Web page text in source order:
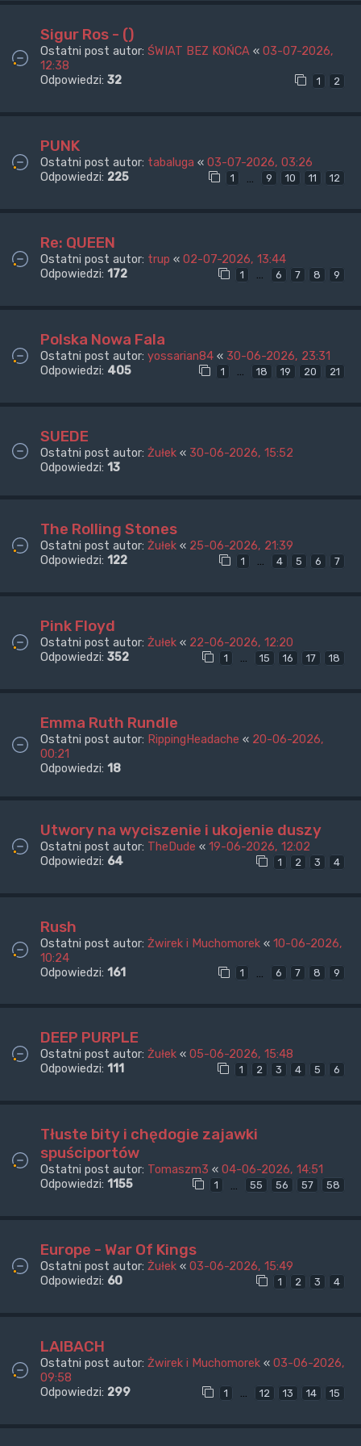
Sigur Ros - ()
Ostatni post autor: ŚWIAT BEZ KOŃCA « 03-07-2026,
12:38
Odpowiedzi: 32 1 2
PUNK
Ostatni post autor: tabaluga « 03-07-2026, 03:26
Odpowiedzi: 225 1 9 10 11 12
Re: QUEEN
Ostatni post autor: trup « 02-07-2026, 13:44
Odpowiedzi: 172 1 … 6 7 8 9
Polska Nowa Fala
Ostatni post autor: yossarian84 « 30-06-2026, 23:31
Odpowiedzi: 405 1 … 18 19 20 21
SUEDE
Ostatni post autor: Żułek « 30-06-2026, 15:52
Odpowiedzi: 13
The Rolling Stones
Ostatni post autor: Żułek « 25-06-2026, 21:39
Odpowiedzi: 122 1 … 4 5 6 7
Pink Floyd
Ostatni post autor: Żułek « 22-06-2026, 12:20
Odpowiedzi: 352 1 … 15 16 17 18
Emma Ruth Rundle
Ostatni post autor: RippingHeadache « 20-06-2026,
00:21
Odpowiedzi: 18
Utwory na wyciszenie i ukojenie duszy
Ostatni post autor: TheDude « 19-06-2026, 12:02
Odpowiedzi: 64 1 2 3 4
Rush
Ostatni post autor: Żwirek i Muchomorek « 10-06-2026,
10:24
Odpowiedzi: 161 1 … 6 7 8 9
DEEP PURPLE
Ostatni post autor: Żułek « 05-06-2026, 15:48
Odpowiedzi: 111 1 2 3 4 5 6
Tłuste bity i chędogie zajawki
spuściportów
Ostatni post autor: Tomaszm3 « 04-06-2026, 14:51
Odpowiedzi: 1155 1 55 56 57 58
Europe - War Of Kings
Ostatni post autor: Żułek « 03-06-2026, 15:49
Odpowiedzi: 60 1 2 3 4
LAIBACH
Ostatni post autor: Żwirek i Muchomorek « 03-06-2026,
09:58
Odpowiedzi: 299 1 … 12 13 14 15